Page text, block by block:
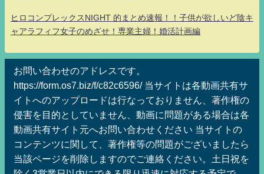
ヒロコンプレックスNIGHT 的まとめ速報！！子供が欲しいど陰キ
ャアラフィフ女子のめざせ！専業主婦！婚活計画編
お問い合わせのアドレスです。
https://form.os7.biz/f/c82c6596/ 当サイトは各動画共有サ
イトへのアップロードは行なっておりません、著作権の
侵害を目的としていません、動画に問題がある場合は各
動画共有サイト元へお問い合わせください 当サイトの
コンテンツに関して、著作権等の問題がございましたら
当該ページを削除しますのでご連絡ください。土日祝を